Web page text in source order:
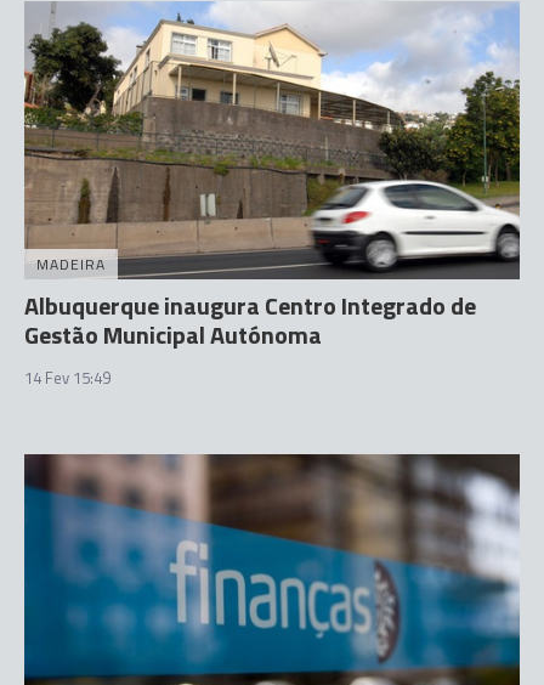
MADEIRA
Albuquerque inaugura Centro Integrado de
Gestão Municipal Autónoma
14 Fev 15:49